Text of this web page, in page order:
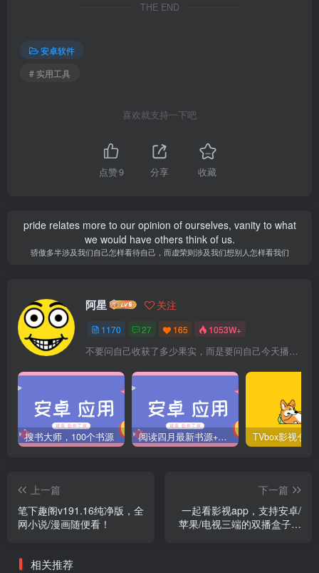
THE END
安卓软件
# 实用工具
喜欢就支持一下吧
点赞9 分享 收藏
pride relates more to our opinion of ourselves, vanity to what
we would have others think of us.
骄傲多半涉及我们自己怎样看待自己，而虚荣则涉及我们想别人怎样看我们
阿星 关注
1170 27 165 1053W+
不要问自己收获了多少果实，而是要问自己今天播种了多少种子
搜书大师，100个书源 阅读四月最新书源+阅读TTS语音引擎安装教程
上一篇
笔下趣阁v191.16纯净版，全
网小说/漫画随便看！
下一篇
一起看影视app，支持安卓/
苹果/电视三端的双播盒子，
相关推荐